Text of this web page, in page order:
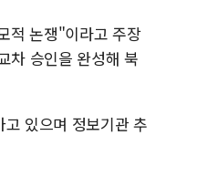
적 논쟁"이라고 주장
차 승인을 완성해 북
있으며 정보기관 추